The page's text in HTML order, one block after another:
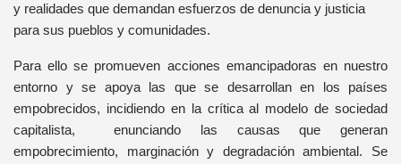
y realidades que demandan esfuerzos de denuncia y justicia
para sus pueblos y comunidades.
Para ello se promueven acciones emancipadoras en nuestro
entorno y se apoya las que se desarrollan en los países
empobrecidos, incidiendo en la crítica al modelo de sociedad
capitalista, enunciando las causas que generan
empobrecimiento, marginación y degradación ambiental. Se